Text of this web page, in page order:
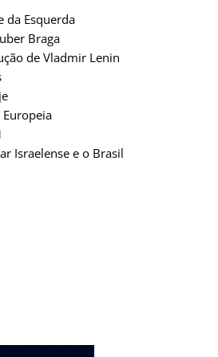
da Esquerda
Braga
de Vladmir Lenin
Israelense e o Brasil